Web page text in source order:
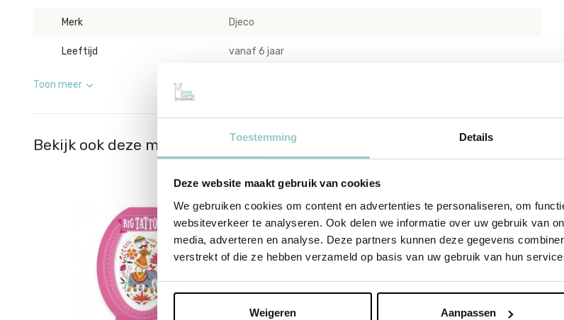
Toestemming Details
Deze website maakt gebruik van cookies
We gebruiken cookies om content en advertenties te personaliseren, om
websiteverkeer te analyseren. Ook delen we informatie over uw gebruik van
media, adverteren en analyse. Deze partners kunnen deze gegevens
verstrekt of die ze hebben verzameld op basis van uw gebruik van hun
Weigeren Aanpassen
Merk Djeco
Leeftijd vanaf 6 jaar
Toon meer
Bekijk ook deze must-haves